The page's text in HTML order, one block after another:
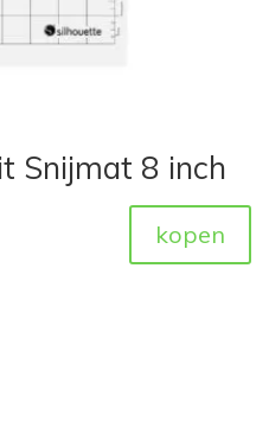
Snijmat 8 inch
kopen